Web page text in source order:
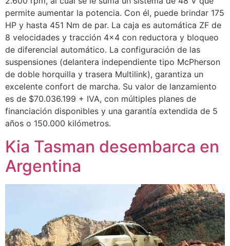
permite aumentar la potencia. Con él, puede brindar 175
HP y hasta 451 Nm de par. La caja es automática ZF de
8 velocidades y tracción 4×4 con reductora y bloqueo
de diferencial automático. La configuración de las
suspensiones (delantera independiente tipo McPherson
de doble horquilla y trasera Multilink), garantiza un
excelente confort de marcha. Su valor de lanzamiento
es de $70.036.199 + IVA, con múltiples planes de
financiación disponibles y una garantía extendida de 5
años o 150.000 kilómetros.
Kia Tasman desembarca en
Argentina